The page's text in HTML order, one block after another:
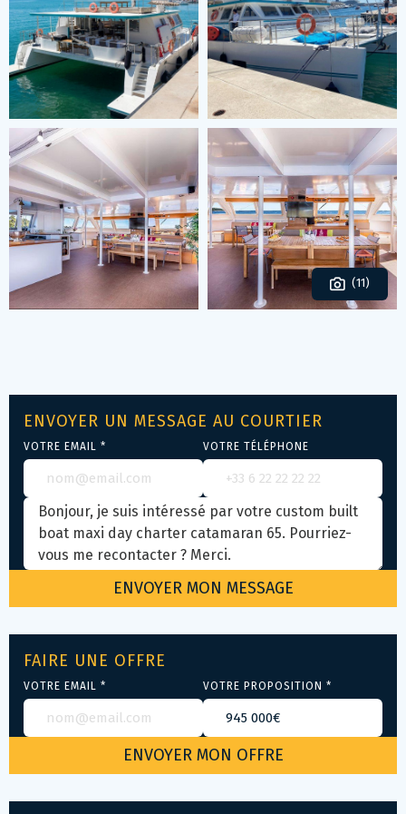
(11)
ENVOYER UN MESSAGE AU COURTIER
VOTRE EMAIL * VOTRE TÉLÉPHONE
FAIRE UNE OFFRE
VOTRE EMAIL * VOTRE PROPOSITION *